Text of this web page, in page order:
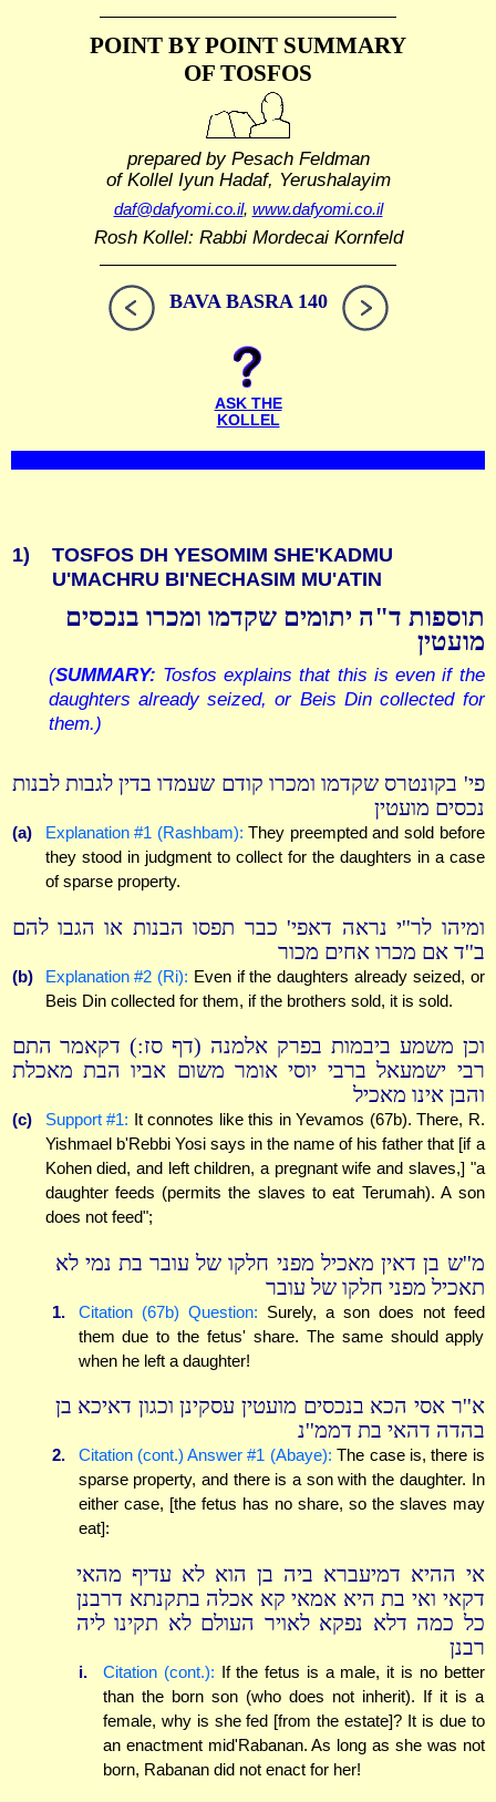
POINT BY POINT SUMMARY
OF TOSFOS
prepared by Pesach Feldman
of Kollel Iyun Hadaf, Yerushalayim
daf@dafyomi.co.il, www.dafyomi.co.il
Rosh Kollel: Rabbi Mordecai Kornfeld
BAVA BASRA 140
ASK THE
KOLLEL
1)
TOSFOS DH YESOMIM SHE'KADMU
U'MACHRU BI'NECHASIM MU'ATIN
תוספות ד"ה יתומים שקדמו ומכרו בנכסים
מועטין
(SUMMARY: Tosfos explains that this is even if the
daughters already seized, or Beis Din collected for
them.)
פי' בקונטרס שקדמו ומכרו קודם שעמדו בדין לגבות לבנות
נכסים מועטין
(a) Explanation #1 (Rashbam): They preempted and sold before
they stood in judgment to collect for the daughters in a case
of sparse property.
ומיהו לר''י נראה דאפי' כבר תפסו הבנות או הגבו להם
ב''ד אם מכרו אחים מכור
(b) Explanation #2 (Ri): Even if the daughters already seized, or
Beis Din collected for them, if the brothers sold, it is sold.
וכן משמע ביבמות בפרק אלמנה (דף סז:) דקאמר התם
רבי ישמעאל ברבי יוסי אומר משום אביו הבת מאכלת
והבן אינו מאכיל
(c) Support #1: It connotes like this in Yevamos (67b). There, R.
Yishmael b'Rebbi Yosi says in the name of his father that [if a
Kohen died, and left children, a pregnant wife and slaves,] "a
daughter feeds (permits the slaves to eat Terumah). A son
does not feed";
מ''ש בן דאין מאכיל מפני חלקו של עובר בת נמי לא
תאכיל מפני חלקו של עובר
1. Citation (67b) Question: Surely, a son does not feed
them due to the fetus' share. The same should apply
when he left a daughter!
א''ר אסי הכא בנכסים מועטין עסקינן וכגון דאיכא בן
בהדה דהאי בת דממ''נ
2. Citation (cont.) Answer #1 (Abaye): The case is, there is
sparse property, and there is a son with the daughter. In
either case, [the fetus has no share, so the slaves may
eat]:
אי ההיא דמיעברא ביה בן הוא לא עדיף מהאי
דקאי ואי בת היא אמאי קא אכלה בתקנתא דרבנן
כל כמה דלא נפקא לאויר העולם לא תקינו ליה
רבנן
i. Citation (cont.): If the fetus is a male, it is no better
than the born son (who does not inherit). If it is a
female, why is she fed [from the estate]? It is due to
an enactment mid'Rabanan. As long as she was not
born, Rabanan did not enact for her!